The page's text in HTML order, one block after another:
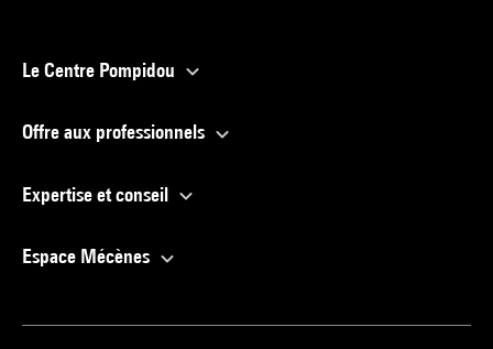
Le Centre Pompidou
Offre aux professionnels
Expertise et conseil
Espace Mécènes